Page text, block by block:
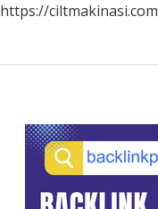
https://
Sidebar